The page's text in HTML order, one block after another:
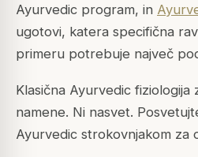
Ayurvedic program, in
ugotovi, katera specifična
primeru potrebuje največ
Klasična Ayurvedic fiziologija
namene. Ni nasvet.
Ayurvedic strokovnjakom za